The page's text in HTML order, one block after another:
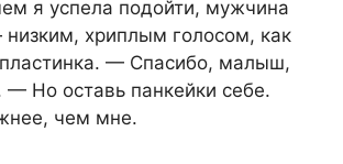
я успела подойти, мужчина
низким, хриплым голосом, как
— Спасибо, малыш,
— Но оставь панкейки себе.
чем мне.